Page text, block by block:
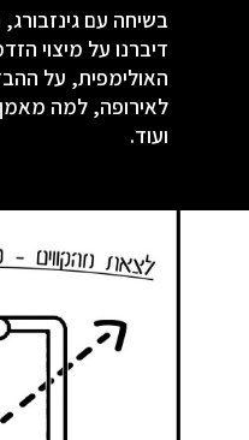
בשיחה עם
דיברנו על מיצוי
האולימפית, על
לאירופה, למה
ועוד.